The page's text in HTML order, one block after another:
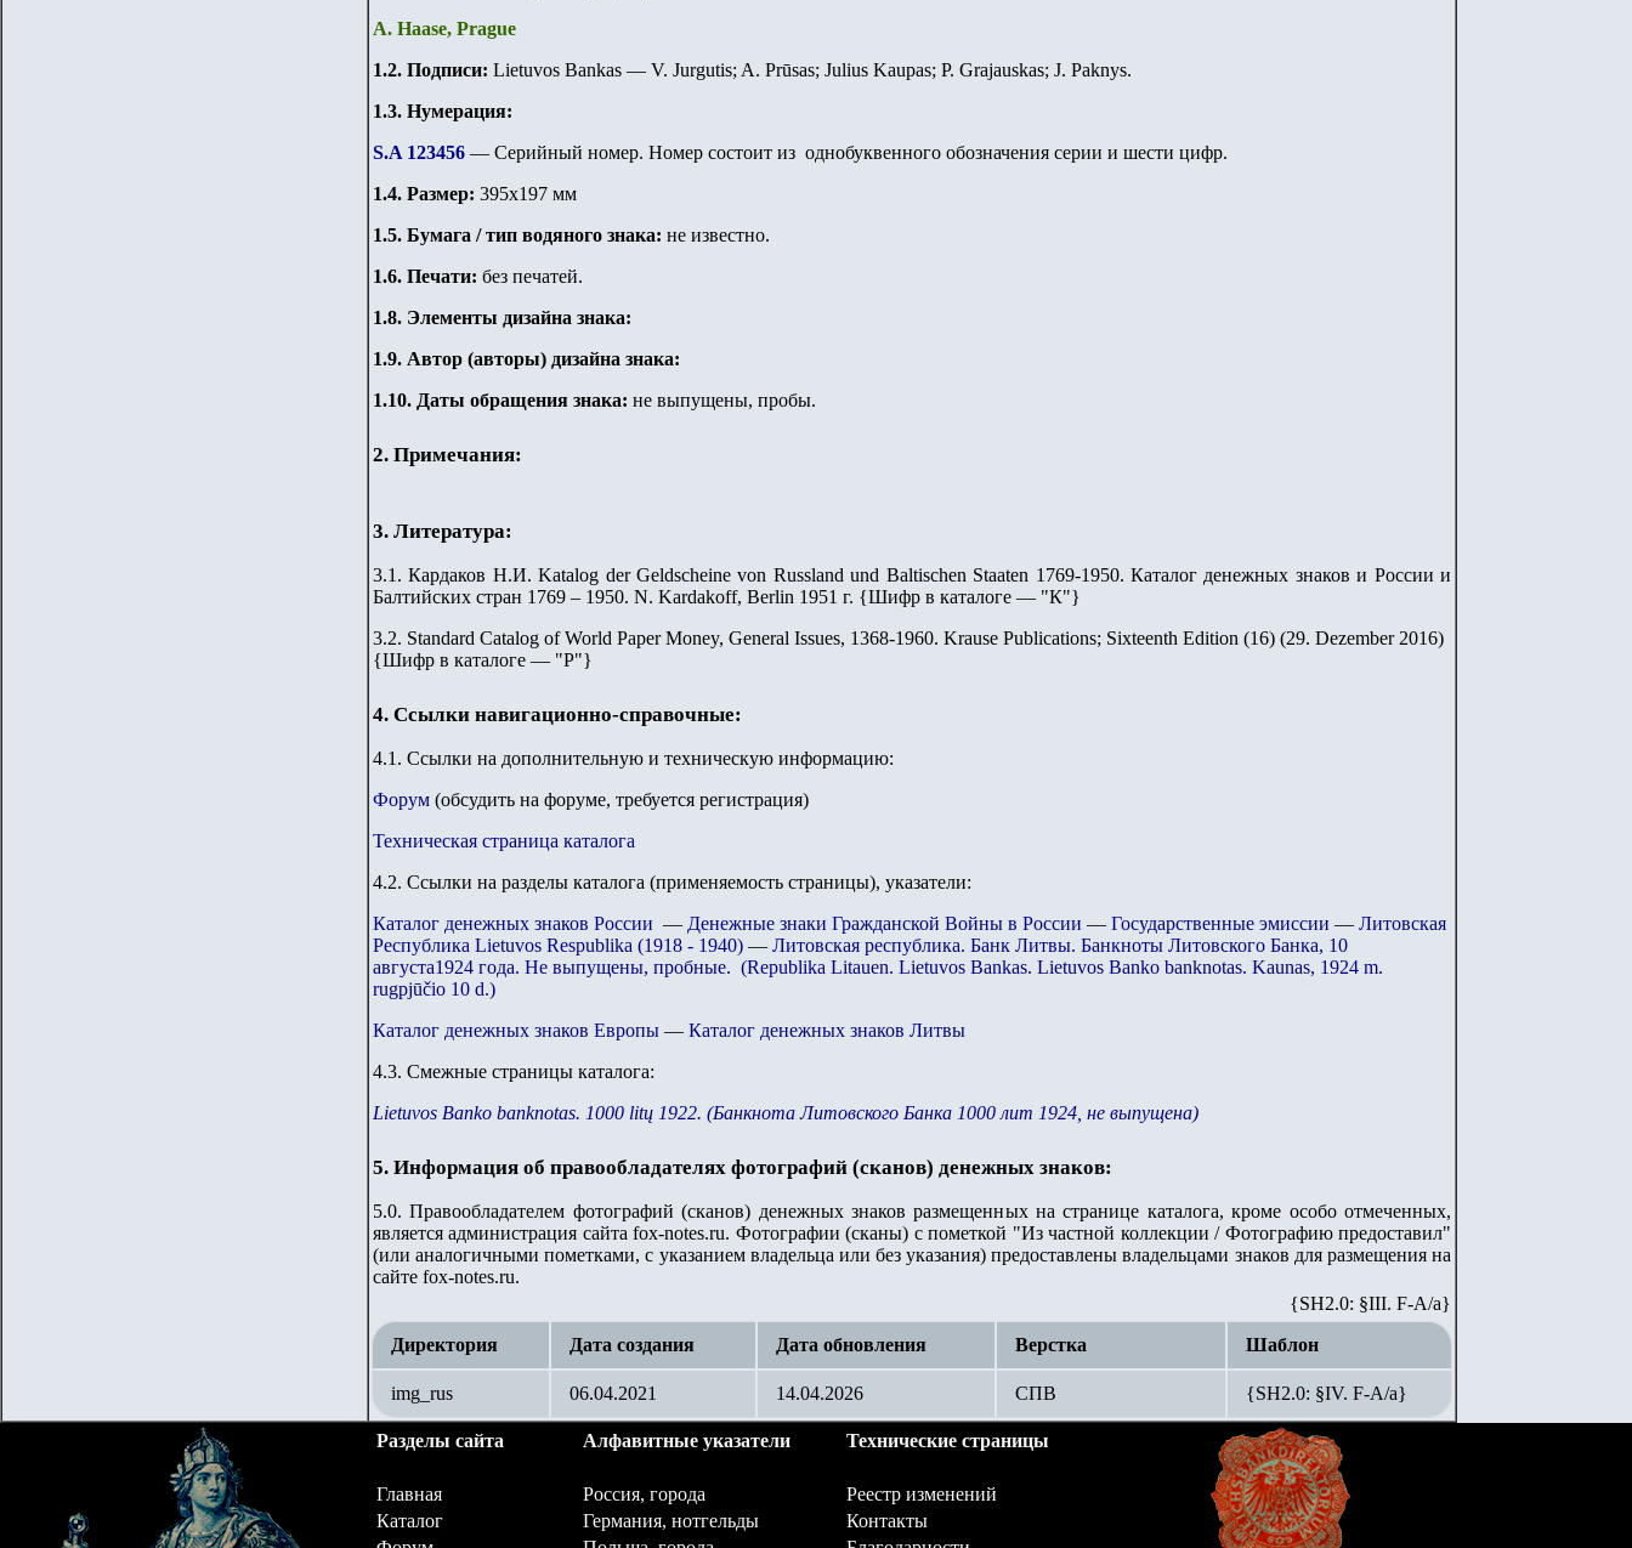
A. Haase, Prague
1.2. Подписи: Lietuvos Bankas — V. Jurgutis; A. Prūsas; Julius Kaupas; P. Grajauskas; J. Paknys.
1.3. Нумерация:
S.A 123456 — Серийный номер. Номер состоит из однобуквенного обозначения серии и шести цифр.
1.4. Размер: 395х197 мм
1.5. Бумага / тип водяного знака: не известно.
1.6. Печати: без печатей.
1.8. Элементы дизайна знака:
1.9. Автор (авторы) дизайна знака:
1.10. Даты обращения знака: не выпущены, пробы.
2. Примечания:
3. Литература:
3.1. Кардаков Н.И. Katalog der Geldscheine von Russland und Baltischen Staaten 1769-1950. Каталог денежных знаков и России и
Балтийских стран 1769 – 1950. N. Kardakoff, Berlin 1951 г. {Шифр в каталоге — "К"}
3.2. Standard Catalog of World Paper Money, General Issues, 1368-1960. Krause Publications; Sixteenth Edition (16) (29. Dezember 2016)
{Шифр в каталоге — "Р"}
4. Ссылки навигационно-справочные:
4.1. Ссылки на дополнительную и техническую информацию:
Форум (обсудить на форуме, требуется регистрация)
Техническая страница каталога
4.2. Ссылки на разделы каталога (применяемость страницы), указатели:
Каталог денежных знаков России — Денежные знаки Гражданской Войны в России — Государственные эмиссии — Литовская
Республика Lietuvos Respublika (1918 - 1940) — Литовская республика. Банк Литвы. Банкноты Литовского Банка, 10
августа1924 года. Не выпущены, пробные. (Republika Litauen. Lietuvos Bankas. Lietuvos Banko banknotas. Kaunas, 1924 m.
rugpjūčio 10 d.)
Каталог денежных знаков Европы — Каталог денежных знаков Литвы
4.3. Смежные страницы каталога:
Lietuvos Banko banknotas. 1000 litų 1922. (Банкнота Литовского Банка 1000 лит 1924, не выпущена)
5. Информация об правообладателях фотографий (сканов) денежных знаков:
5.0. Правообладателем фотографий (сканов) денежных знаков размещенных на странице каталога, кроме особо отмеченных,
является администрация сайта fox-notes.ru. Фотографии (сканы) с пометкой "Из частной коллекции / Фотографию предоставил"
(или аналогичными пометками, с указанием владельца или без указания) предоставлены владельцами знаков для размещения на
сайте fox-notes.ru.
{SH2.0: §III. F-A/а}
Директория
Дата создания Дата обновления Верстка Шаблон
img_rus 06.04.2021 14.04.2026 СПВ {SH2.0: §IV. F-А/а}
Разделы сайта Алфавитные указатели Технические страницы
Главная Россия, города
Реестр изменений
Каталог
Германия, нотгельды
Контакты